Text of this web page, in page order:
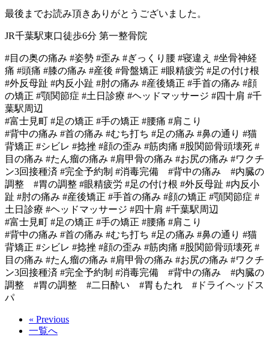
最後までお読み頂きありがとうございました。
JR千葉駅東口徒歩6分 第一整骨院
#目の奥の痛み #姿勢 #歪み #ぎっくり腰 #寝違え #坐骨神経
痛 #頭痛 #膝の痛み #産後 #骨盤矯正 #眼精疲労 #足の付け根
#外反母趾 #内反小趾 #肘の痛み #産後矯正 #手首の痛み #顔
の矯正 #顎関節症 #土日診療 #ヘッドマッサージ #四十肩 #千
葉駅周辺
#富士見町 #足の矯正 #手の矯正 #腰痛 #肩こり
#背中の痛み #首の痛み #むち打ち #足の痛み #鼻の通り #猫
背矯正 #シビレ #捻挫 #顔の歪み #筋肉痛 #股関節骨頭壊死 #
目の痛み #たん瘤の痛み #肩甲骨の痛み #お尻の痛み #ワクチ
ン3回接種済 #完全予約制 #消毒完備 #背中の痛み #内臓の
調整 #胃の調整 #眼精疲労 #足の付け根 #外反母趾 #内反小
趾 #肘の痛み #産後矯正 #手首の痛み #顔の矯正 #顎関節症 #
土日診療 #ヘッドマッサージ #四十肩 #千葉駅周辺
#富士見町 #足の矯正 #手の矯正 #腰痛 #肩こり
#背中の痛み #首の痛み #むち打ち #足の痛み #鼻の通り #猫
背矯正 #シビレ #捻挫 #顔の歪み #筋肉痛 #股関節骨頭壊死 #
目の痛み #たん瘤の痛み #肩甲骨の痛み #お尻の痛み #ワクチ
ン3回接種済 #完全予約制 #消毒完備 #背中の痛み #内臓の
調整 #胃の調整 #二日酔い #胃もたれ #ドライヘッドス
パ
« Previous
一覧へ